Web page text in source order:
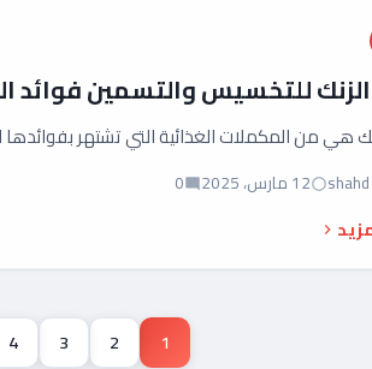
للتخسيس والتسمين فوائد
هي من المكملات الغذائية التي تشتهر
12 مارس، 2025 0
1
2
3
4